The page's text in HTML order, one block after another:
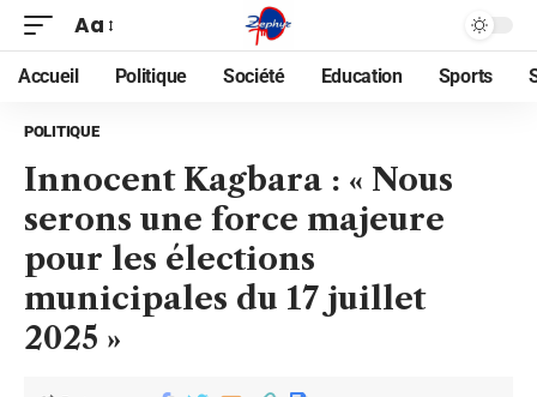
Aa
Accueil Politique Société Education Sports
POLITIQUE
Innocent Kagbara : « Nous
serons une force majeure
pour les élections
municipales du 17 juillet
2025 »